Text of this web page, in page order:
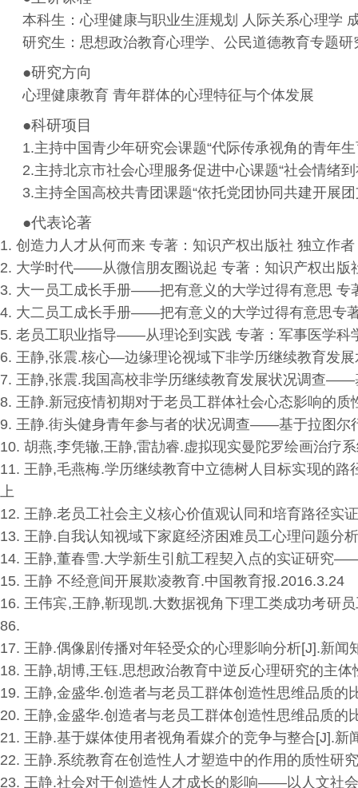
本科生：心理健康与职业生涯规划 人际关系心理学
研究生：思想政治教育心理学、公民道德教育专题研
●研究方向
心理健康教育 青年群体的心理特征与个体发展
●科研项目
1.主持中国青少年研究会课题“代际传承视角的青年
2.主持北京市社会心理服务促进中心课题“社会情绪
3.主持全国高校共青团课题“依托党团协同共建开展
●代表论著
1. 创造力人才从何而来 专著：知识产权出版社 独立作者
2. 大学时代——从微信朋友圈说起 专著：知识产权出版
3. 大一员工成长手册——把有意义的大学过得有意思 专
4. 大二员工成长手册——把有意义的大学过得有意思专
5. 老员工职业指导——从理论到实践 专著：军事医学科
6. 王静,张震.核心—边缘理论视域下非学历继续教育发
7. 王静,张震.我国高校非学历继续教育发展状况调查——
8. 王静.新冠疫情初期对于老员工群体社会心态影响的质
9. 王静.街头健身青年参与者的状况调查——基于拉图尔
10. 胡燕,李凭辙,王静,雷劼睿.虚拟现实曼陀罗绘画治疗
11.王静,毛燕梅.学历继续教育中立德树人目标实现的路
上
12. 王静.老员工社会主义核心价值观认同和培育路径实
13. 王静.自我认知视域下家庭经济困难员工心理问题分析
14. 王静,董春雪.大学新生引航工程契入点的实证研究
15. 王静 不经意间开展欺凌教育.中国教育报.2016.3.24
16.王伟宾,王静,靳现凯.大数据视角下理工类成功考研
86.
17. 王静.偶像剧传播对年轻受众的心理影响分析[J].新闻
18. 王静,胡博,王钰.思想政治教育中逆反心理研究的主体
19. 王静,金盛华.创造者与老员工群体创造性思维品质的
20. 王静,金盛华.创造者与老员工群体创造性思维品质的
21. 王静.基于媒体使用者视角看媒介的竞争与整合[J].新
22. 王静.系统教育在创造性人才塑造中的作用的质性研究
23. 王静.社会对于创造性人才成长的影响——以人文社